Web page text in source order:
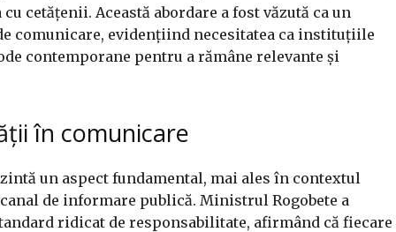
cetățenii. Această abordare a fost văzută ca un
comunicare, evidențiind necesitatea ca instituțiile
contemporane pentru a rămâne relevante și
în comunicare
un aspect fundamental, mai ales în contextul
de informare publică. Ministrul Rogobete a
ridicat de responsabilitate, afirmând că fiecare